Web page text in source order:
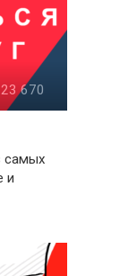
23 670
самых
и